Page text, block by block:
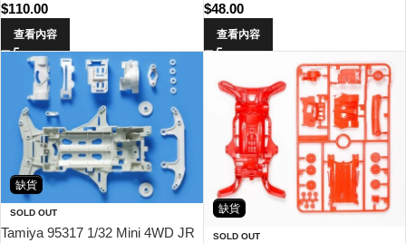
$110.00
查看內容
$48.00
查看內容
缺貨
SOLD OUT
Tamiya 95317 1/32 Mini 4WD JR
缺貨
SOLD OUT